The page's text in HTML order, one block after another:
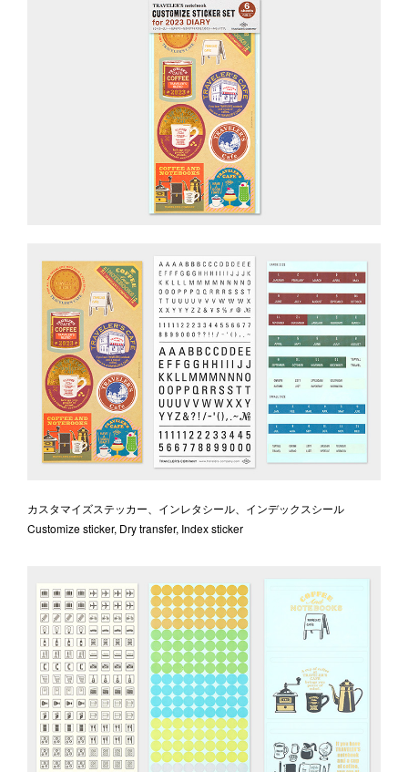
カスタマイズステッカー、インレタシール、インデックスシール
Customize sticker, Dry transfer, Index sticker